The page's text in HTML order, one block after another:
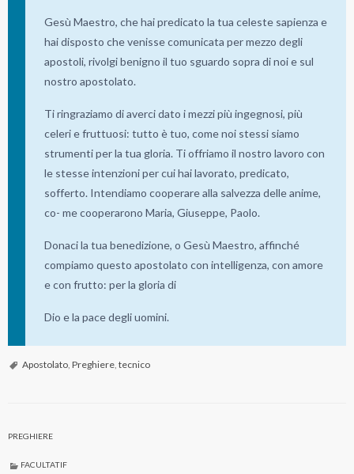
c
a
a
r
i
a
Gesù Maestro, che hai predicato la tua celeste sapienza e
hai disposto che venisse comunicata per mezzo degli
apostoli, rivolgi benigno il tuo sguardo sopra di noi e sul
nostro apostolato.
Ti ringraziamo di averci dato i mezzi più ingegnosi, più
celeri e fruttuosi: tutto è tuo, come noi stessi siamo
strumenti per la tua gloria. Ti offriamo il nostro lavoro con
le stesse intenzioni per cui hai lavorato, predicato,
sofferto. Intendiamo cooperare alla salvezza delle anime,
co- me cooperarono Maria, Giuseppe, Paolo.
Donaci la tua benedizione, o Gesù Maestro, affinché
compiamo questo apostolato con intelligenza, con amore
e con frutto: per la gloria di
Dio e la pace degli uomini.
Apostolato, Preghiere, tecnico
PREGHIERE
FACULTATIF